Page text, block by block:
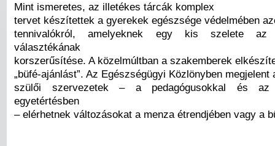
Mint ismeretes, az illetékes tárcák komplex
tervet készítettek a gyerekek egészsége védelmében
tennivalókról, amelyeknek egy kis szelete
választékának
korszerűsítése. A közelmúltban a szakemberek
„büfé-ajánlást”. Az Egészségügyi Közlönyben megjelent
szülői szervezetek – a pedagógusokkal és az
egyetértésben
– elérhetnek változásokat a menza étrendjében vagy a